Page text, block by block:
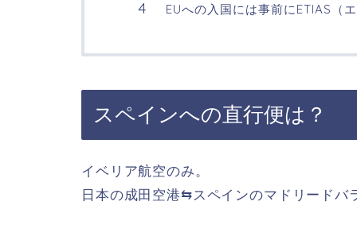
EUへの入国には事前にETIAS（
スペインへの直行便は？
イベリア航空のみ。
日本の成田空港⇆スペインのマドリードバ